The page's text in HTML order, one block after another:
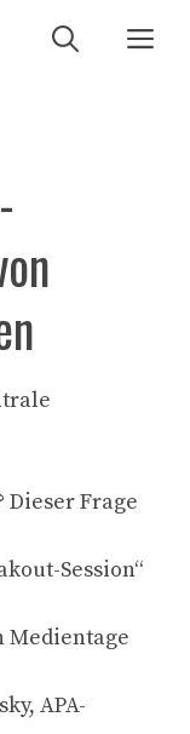
Frage
Session“
Medientage
APA-